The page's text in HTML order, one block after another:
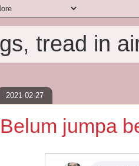
tread in
2021-02-27
Belum jumpa